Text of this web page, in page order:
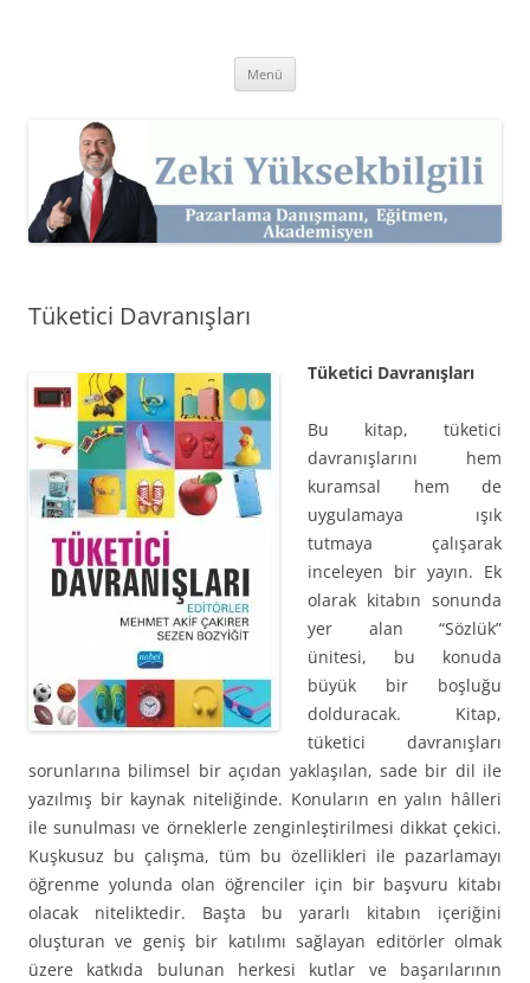
Kişisel Web Sitesi.
Menü
Tüketici Davranışları
Tüketici Davranışları
Bu kitap, tüketici
davranışlarını hem
kuramsal hem de
uygulamaya ışık
tutmaya çalışarak
inceleyen bir yayın. Ek
olarak kitabın sonunda
yer alan “Sözlük”
ünitesi, bu konuda
büyük bir boşluğu
dolduracak. Kitap,
tüketici davranışları
sorunlarına bilimsel bir açıdan yaklaşılan, sade bir dil ile
yazılmış bir kaynak niteliğinde. Konuların en yalın hâlleri
ile sunulması ve örneklerle zenginleştirilmesi dikkat çekici.
Kuşkusuz bu çalışma, tüm bu özellikleri ile pazarlamayı
öğrenme yolunda olan öğrenciler için bir başvuru kitabı
olacak niteliktedir. Başta bu yararlı kitabın içeriğini
oluşturan ve geniş bir katılımı sağlayan editörler olmak
üzere katkıda bulunan herkesi kutlar ve başarılarının